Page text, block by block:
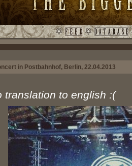
in Postbahnhof, Berlin, 22.04.2013
translation to english :(